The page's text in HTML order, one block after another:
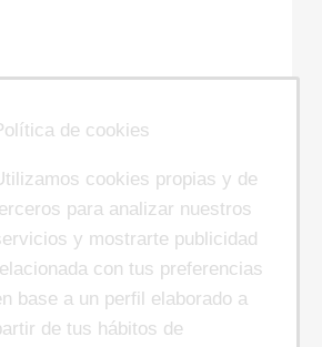
de cookies
cookies propias y de
para analizar nuestros
y mostrarte publicidad
con tus preferencias
base a un perfil elaborado a
de tus hábitos de